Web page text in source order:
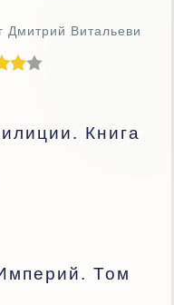
Дмитрий Витальеви
Книга
Том